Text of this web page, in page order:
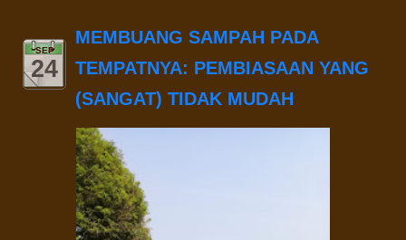
SEP
24
MEMBUANG SAMPAH PADA
TEMPATNYA: PEMBIASAAN YANG
(SANGAT) TIDAK MUDAH